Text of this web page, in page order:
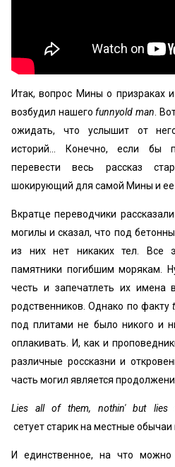
Итак, вопрос Мины о призраках
возбудил нашегоfunnyold man .
ожидать, что услышит от
историй... Конечно, если бы
перевести весь рассказ
шокирующий для самой Мины и ее
Вкратце переводчики
могилы и сказал, что под
из них нет никаких тел. Все
памятники погибшим морякам.
честь и запечатлеть их имена
родственников. Однако по факту
под плитами не было никого и
оплакивать. И, как и
различные россказни и
часть могил является
Lies all of them, nothin' but
сетует старик на местные обычаи
И единственное, на что